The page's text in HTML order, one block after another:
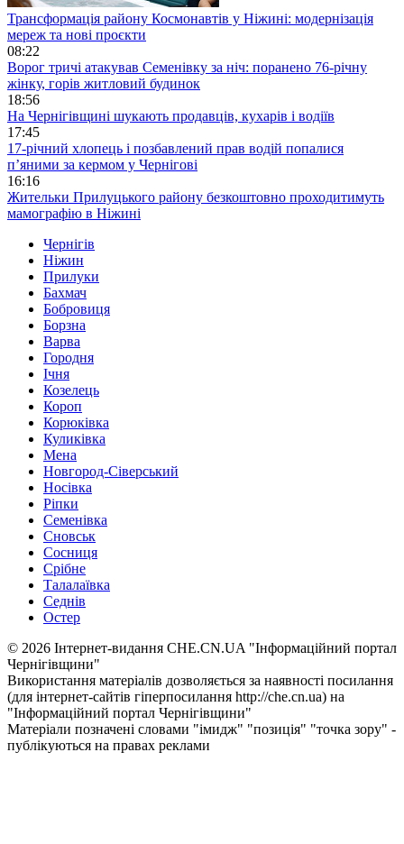
Трансформація району Космонавтів у Ніжині: модернізація
мереж та нові проєкти
08:22
Ворог тричі атакував Семенівку за ніч: поранено 76-річну
жінку, горів житловий будинок
18:56
На Чернігівщині шукають продавців, кухарів і водіїв
17:45
17-річний хлопець і позбавлений прав водій попалися
п’яними за кермом у Чернігові
16:16
Жительки Прилуцького району безкоштовно проходитимуть
мамографію в Ніжині
Чернігів
Ніжин
Прилуки
Бахмач
Бобровиця
Борзна
Варва
Городня
Ічня
Козелець
Короп
Корюківка
Куликівка
Мена
Новгород-Сіверський
Носівка
Ріпки
Семенівка
Сновськ
Сосниця
Срібне
Талалаївка
Седнів
Остер
© 2026 Інтернет-видання CHE.CN.UA "Інформаційний портал
Чернiгiвщини"
Використання матеріалів дозволяється за наявності посилання
(для інтернет-сайтів гіперпосилання http://che.cn.ua) на
"Інформаційний портал Чернiгiвщини"
Матеріали позначені словами "імидж" "позиція" "точка зору" -
публікуються на правах реклами